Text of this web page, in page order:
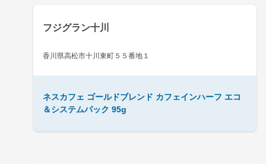
フジグラン十川
香川県高松市十川東町５５番地１
ネスカフェ ゴールドブレンド カフェインハーフ エコ
＆システムパック 95g